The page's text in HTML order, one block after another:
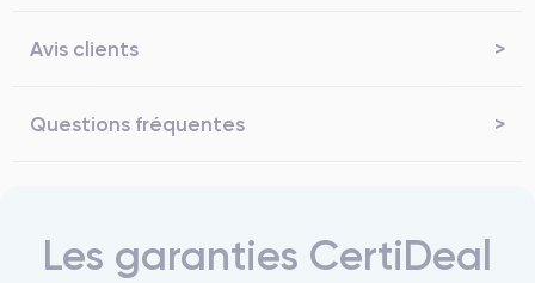
Avis clients
Questions fréquentes
Les garanties CertiDeal